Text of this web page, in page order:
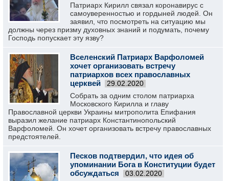
Патриарх Кирилл связал коронавирус с
самоуверенностью и гордыней людей. Он
заявил, что посмотреть на ситуацию мы
должны через призму духовных знаний и подумать, почему
Господь попускает эту язву?
Вселенский Патриарх Варфоломей
хочет организовать встречу
патриархов всех православных
церквей
29.02.2020
Собрать за одним столом патриарха
Московского Кирилла и главу
Православной церкви Украины митрополита Епифания
выразил желание патриарх Константинопольский
Варфоломей. Он хочет организовать встречу православных
предстоятелей.
Песков подтвердил, что идея об
упоминании Бога в Конституции будет
обсуждаться
03.02.2020